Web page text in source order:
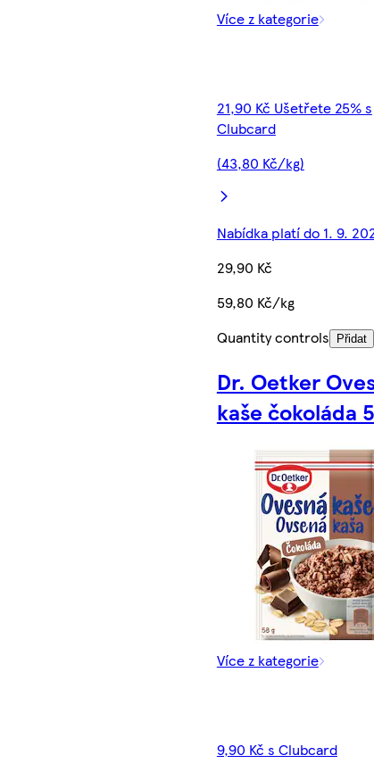
Více z kategorie
21,90 Kč Ušetřete 25% s
Clubcard
(43,80 Kč/kg)
Nabídka platí do 1. 9.
29,90 Kč
59,80 Kč/kg
Quantity controls
Přidat
Dr. Oetker
kaše čokoláda
Více z kategorie
9,90 Kč s Clubcard